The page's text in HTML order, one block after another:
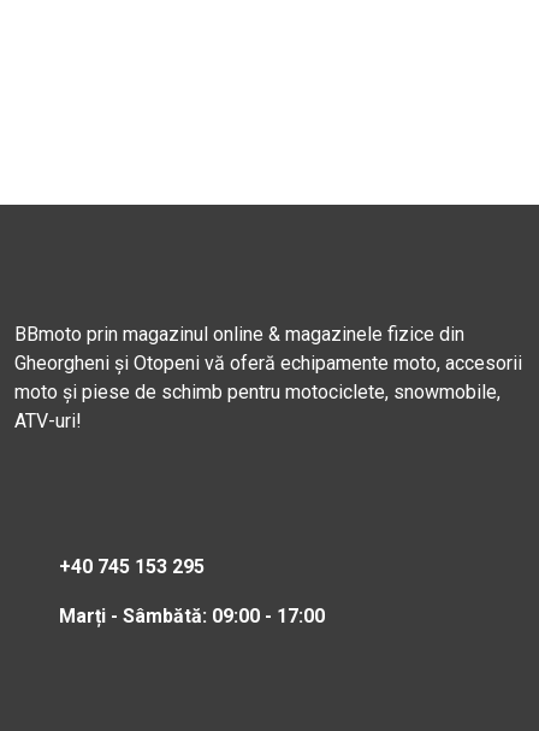
BBmoto prin magazinul online & magazinele fizice din
Gheorgheni și Otopeni vă oferă echipamente moto, accesorii
moto și piese de schimb pentru motociclete, snowmobile,
ATV-uri!
+40 745 153 295
Marți - Sâmbătă: 09:00 - 17:00